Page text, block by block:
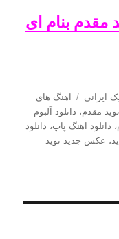
مقدم بنام ای
ایرانی برچسب‌ها
اهنگ های
مقدم، دانلود آلبوم
، دانلود اهنگ پاپ، دانلود
، عکس جدید نوید